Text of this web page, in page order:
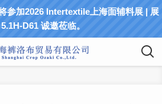
参加2026 Intertextile上海面辅料展 | 展
D61 诚邀莅临。